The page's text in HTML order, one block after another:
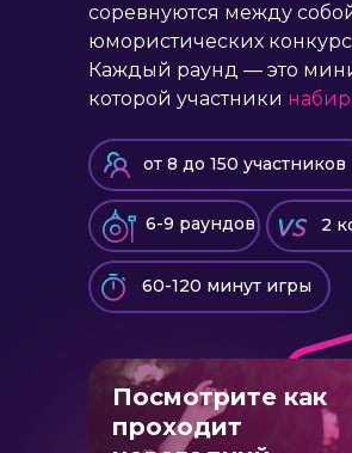
соревнуются между
юмористических
Каждый раунд — это
которой участники
от 8 до 150 участников
Посмотрите как
проходит
6-9 раундов 2
60-120 минут игры